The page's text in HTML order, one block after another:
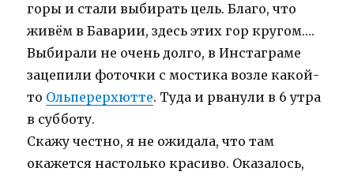
горы и стали выбирать цель. Благо, что
живём в Баварии, здесь этих гор кругом….
Выбирали не очень долго, в Инстаграме
зацепили фоточки с мостика возле какой-
то Ольперерхютте. Туда и рванули в 6 утра
в субботу.
Скажу честно, я не ожидала, что там
окажется настолько красиво. Оказалось,